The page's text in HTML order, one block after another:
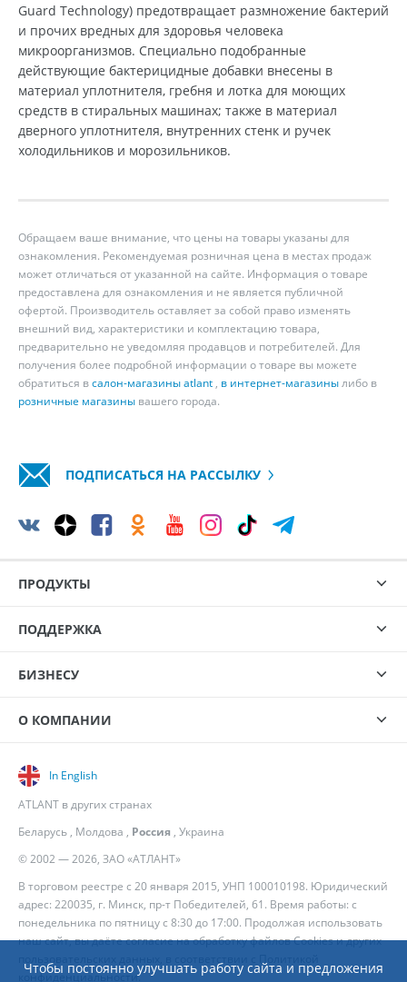
Чтобы постоянно улучшать работу сайта и предложения
Guard Technology) предотвращает размножение бактерий
и прочих вредных для здоровья человека
микроорганизмов. Специально подобранные
действующие бактерицидные добавки внесены в
материал уплотнителя, гребня и лотка для моющих
средств в стиральных машинах; также в материал
дверного уплотнителя, внутренних стенк и ручек
холодильников и морозильников.
Обращаем ваше внимание, что цены на товары указаны для
ознакомления. Рекомендуемая розничная цена в местах продаж
может отличаться от указанной на сайте. Информация о товаре
предоставлена для ознакомления и не является публичной
офертой. Производитель оставляет за собой право изменять
внешний вид, характеристики и комплектацию товара,
предварительно не уведомляя продавцов и потребителей. Для
получения более подробной информации о товаре вы можете
обратиться всалон-магазины atlant , в интернет-магазинылибо в
розничные магазины вашего города.
ПОДПИСАТЬСЯ НА РАССЫЛКУ
ПРОДУКТЫ
ПОДДЕРЖКА
БИЗНЕСУ
О КОМПАНИИ
© 2002 — 2026, ЗАО «АТЛАНТ»
В торговом реестре с 20 января 2015, УНП 100010198. Юридический
адрес: 220035, г. Минск, пр-т Победителей, 61. Время работы: с
понедельника по пятницу с 8:30 до 17:00. Продолжая использовать
наш сайт, вы даёте согласие на обработку файлов Cookies и других
конфиденциальности.
In English
ATLANT в других странах
Беларусь , Молдова , Россия , Украина